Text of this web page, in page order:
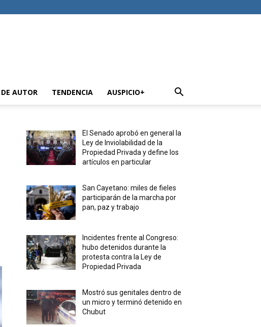
DE AUTOR TENDENCIA AUSPICIO+
El Senado aprobó en general la
Ley de Inviolabilidad de la
Propiedad Privada y define los
artículos en particular
San Cayetano: miles de fieles
participarán de la marcha por
pan, paz y trabajo
Incidentes frente al Congreso:
hubo detenidos durante la
protesta contra la Ley de
Propiedad Privada
Mostró sus genitales dentro de
un micro y terminó detenido en
Chubut